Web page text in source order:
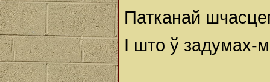
Патканай
І што ў задумах-